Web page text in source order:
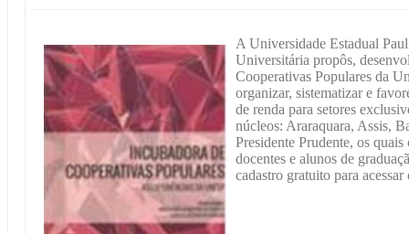
A Universidade Estadual
Universitária propôs,
Cooperativas Populares da
organizar, sistematizar e
de renda para setores
núcleos: Araraquara, Assis,
Presidente Prudente, os
docentes e alunos de
cadastro gratuito para